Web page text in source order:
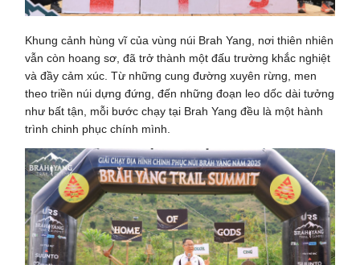
Khung cảnh hùng vĩ của vùng núi Brah Yang, nơi thiên nhiên
vẫn còn hoang sơ, đã trở thành một đấu trường khắc nghiệt
và đầy cảm xúc. Từ những cung đường xuyên rừng, men
theo triền núi dựng đứng, đến những đoạn leo dốc dài tưởng
như bất tận, mỗi bước chạy tại Brah Yang đều là một hành
trình chinh phục chính mình.